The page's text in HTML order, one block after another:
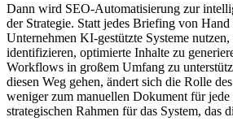
Dann wird SEO-Automatisierung zur
der Strategie. Statt jedes Briefing von Hand
Unternehmen KI-gestützte Systeme
identifizieren, optimierte Inhalte zu
Workflows in großem Umfang zu
diesen Weg gehen, ändert sich die Rolle
weniger zum manuellen Dokument für jede
strategischen Rahmen für das System, das